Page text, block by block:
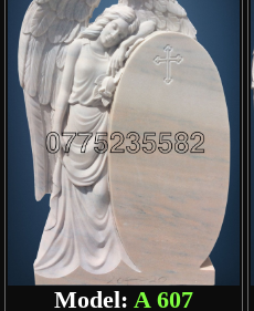
Model: A 607